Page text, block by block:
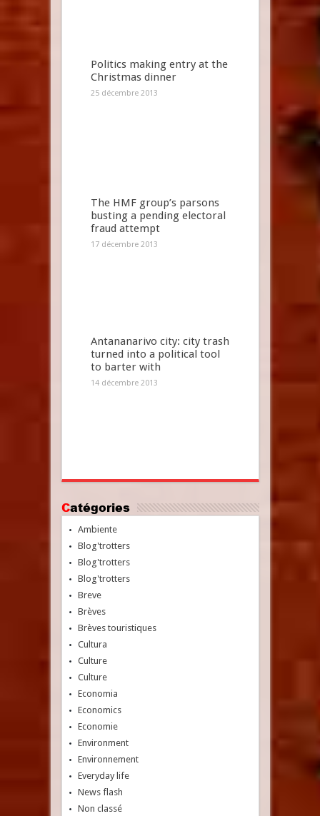
Politics making entry at the
Christmas dinner
25 décembre 2013
The HMF group’s parsons
busting a pending electoral
fraud attempt
17 décembre 2013
Antananarivo city: city trash
turned into a political tool
to barter with
14 décembre 2013
Catégories
Ambiente
Blog'trotters
Blog'trotters
Blog'trotters
Breve
Brèves
Brèves touristiques
Cultura
Culture
Culture
Economia
Economics
Economie
Environment
Environnement
Everyday life
News flash
Non classé